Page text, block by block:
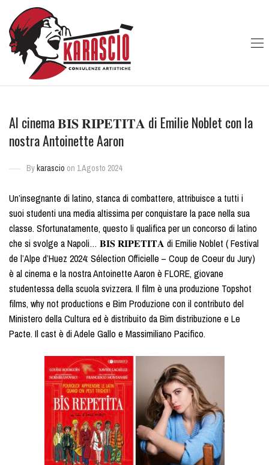
Al cinema 𝐁𝐈𝐒 𝐑𝐈𝐏𝐄𝐓𝐈𝐓𝐀 di Emilie Noblet con la
nostra Antoinette Aaron
Bykarascio on 1 Agosto 2024
Un’insegnante di latino, stanca di combattere, attribuisce a tutti i
suoi studenti una media altissima per conquistare la pace nella sua
classe. Sfortunatamente, questo li qualifica per un concorso di latino
che si svolge a Napoli… 𝐁𝐈𝐒 𝐑𝐈𝐏𝐄𝐓𝐈𝐓𝐀 di Emilie Noblet ( Festival
de l’Alpe d’Huez 2024: Sélection Officielle – Coup de Coeur du Jury)
è al cinema e la nostra Antoinette Aaron è FLORE, giovane
studentessa della scuola svizzera. Il film è una produzione Topshot
films, why not productions e Bim Produzione con il contributo del
Ministero della Cultura ed è distribuito da Bim distribuzione e Le
Pacte. Il cast è di Adele Gallo e Massimiliano Pacifico.